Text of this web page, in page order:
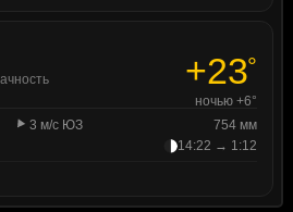
+23°
ночью +6°
3 м/с ЮЗ
754 мм
14:22 → 1:12